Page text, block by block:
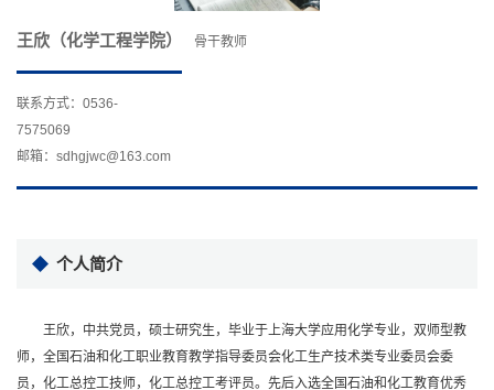
王欣（化学工程学院） 骨干教师
联系方式：0536-
7575069
邮箱：sdhgjwc@163.com
个人简介
王欣，中共党员，硕士研究生，毕业于上海大学应用化学专业，双师型教
师，全国石油和化工职业教育教学指导委员会化工生产技术类专业委员会委
员，化工总控工技师，化工总控工考评员。先后入选全国石油和化工教育优秀